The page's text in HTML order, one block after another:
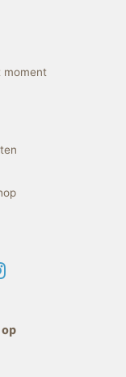
moment
Instagram